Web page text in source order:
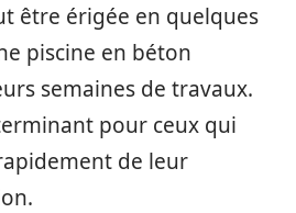
être érigée en quelques
piscine en béton
semaines de travaux.
pour ceux qui
de leur